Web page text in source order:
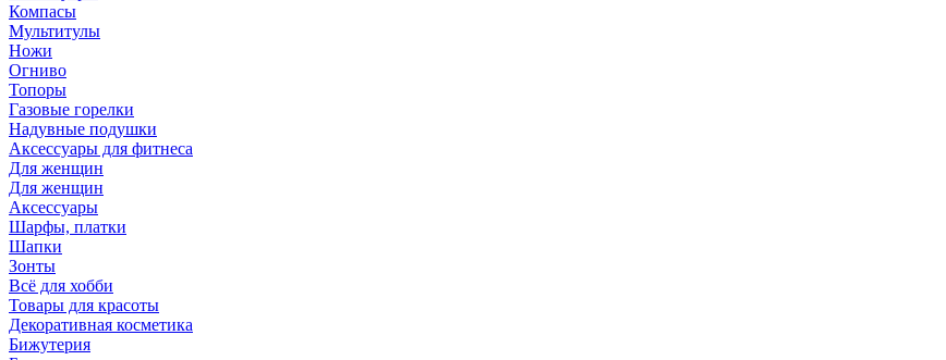
Компасы
Мультитулы
Ножи
Огниво
Топоры
Газовые горелки
Надувные подушки
Аксессуары для фитнеса
Для женщин
Для женщин
Аксессуары
Шарфы, платки
Шапки
Зонты
Всё для хобби
Товары для красоты
Декоративная косметика
Бижутерия